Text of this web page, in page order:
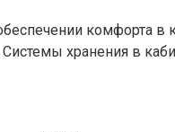
комфорта в
хранения в